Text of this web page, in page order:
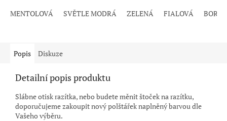
z
MENTOLOVÁ SVĚTLE MODRÁ ZELENÁ FIALOVÁ
Popis Diskuze
Detailní popis produktu
Slábne otisk razítka, nebo budete měnit štoček na razítku,
doporučujeme zakoupit nový polštářek naplněný barvou dle
Vašeho výběru.